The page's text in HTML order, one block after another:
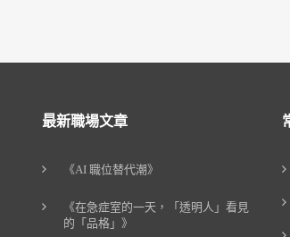
最新職場文章
《AI 職位替代潮》
《在急症室的一天，「透明人」看見
的「品格」》